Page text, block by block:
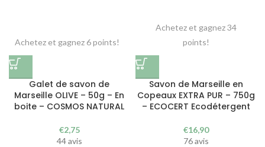
Achetez et gagnez 6 points!
Galet de savon de
Marseille OLIVE – 50g – En
boite – COSMOS NATURAL
€2,75
44 avis
Achetez et gagnez 34
points!
Savon de Marseille en
Copeaux EXTRA PUR – 750g
– ECOCERT Ecodétergent
€16,90
76 avis